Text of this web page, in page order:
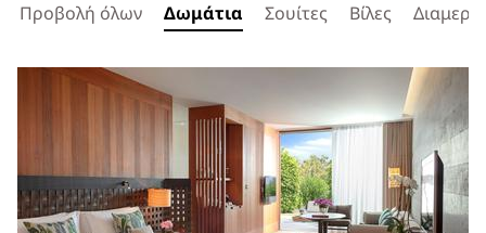
Προβολή όλων Δωμάτια Σουίτες Βίλες